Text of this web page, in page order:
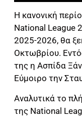
Η κανονική
National League
2025-2026, θα
Οκτωβρίου.
της η Ασπίδα
Εύμοιρο την
Αναλυτικά το
της National